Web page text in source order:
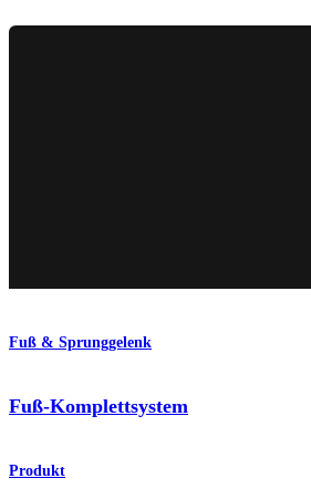
Fuß & Sprunggelenk
Fuß-Komplettsystem
Produkt